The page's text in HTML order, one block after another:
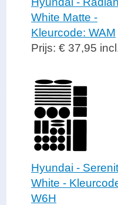
White Matte -
Kleurcode: WAM
Prijs: € 37,95
Hyundai -
White -
W6H